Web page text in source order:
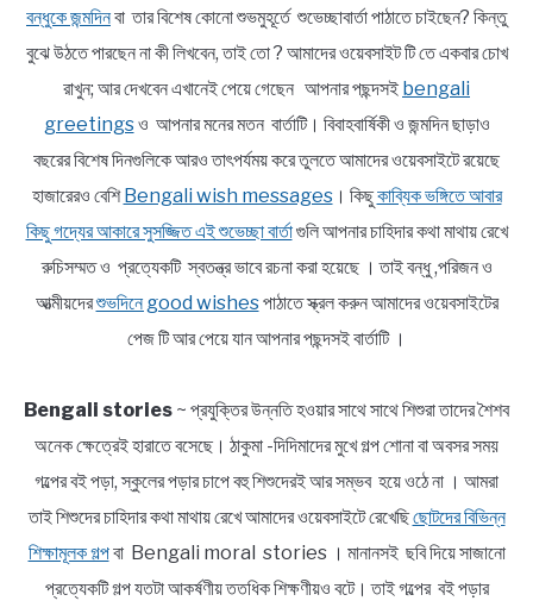
বন্ধুকে জন্মদিনবা তার বিশেষ কোনো শুভমুহূর্তে শুভেচ্ছাবার্তা পাঠাতে চাইছেন? কিন্তু
বুঝে উঠতে পারছেন না কী লিখবেন, তাই তো ? আমাদের ওয়েবসাইট টি তে একবার চোখ
রাখুন; আর দেখবেন এখানেই পেয়ে গেছেন আপনার পছন্দসই bengali
greetingsও আপনার মনের মতন বার্তাটি। বিবাহবার্ষিকী ও জন্মদিন ছাড়াও
বছরের বিশেষ দিনগুলিকে আরও তাৎপর্যময় করে তুলতে আমাদের ওয়েবসাইটে রয়েছে
হাজারেরও বেশিBengali wish messages। কিছুকাব্যিক ভঙ্গিতে আবার
কিছু গদ্যের আকারে সুসজ্জিত এই শুভেচ্ছা বার্তাগুলি আপনার চাহিদার কথা মাথায় রেখে
রুচিসম্মত ও প্রত্যেকটি স্বতন্ত্র ভাবে রচনা করা হয়েছে । তাই বন্ধু ,পরিজন ও
আত্মীয়দেরশুভদিনে good wishesপাঠাতে স্ক্রল করুন আমাদের ওয়েবসাইটের
পেজ টি আর পেয়ে যান আপনার পছন্দসই বার্তাটি ।
Bengali stories ~ প্রযুক্তির উন্নতি হওয়ার সাথে সাথে শিশুরা তাদের শৈশব
অনেক ক্ষেত্রেই হারাতে বসেছে। ঠাকুমা -দিদিমাদের মুখে গল্প শোনা বা অবসর সময়
গল্পের বই পড়া, স্কুলের পড়ার চাপে বহু শিশুদেরই আর সম্ভব হয়ে ওঠে না । আমরা
তাই শিশুদের চাহিদার কথা মাথায় রেখে আমাদের ওয়েবসাইটে রেখেছিছোটদের বিভিন্ন
শিক্ষামূলক গল্পবা Bengali moral stories । মানানসই ছবি দিয়ে সাজানো
প্রত্যেকটি গল্প যতটা আকর্ষণীয় ততধিক শিক্ষণীয়ও বটে। তাই গল্পের বই পড়ার